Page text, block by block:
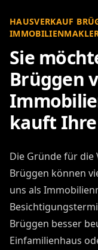
HAUSVERKAUF
Sie
Brüggen
kauft
Die Gründe für
Brüggen können
uns als
Brüggen besser
Einfamilienhaus